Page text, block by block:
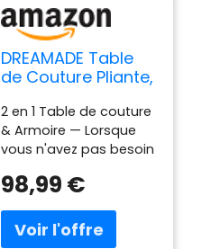
DREAMADE Table
de Couture Pliante,
Coudre en Bois
avec 3
Étagères,Bureau
Couture avec
roulettes,
117X40X78CM
(Couleur de Bois)
2 en 1 Table de couture
& Armoire — Lorsque
vous n'avez pas besoin
pouvez plier la table, la
de rangement. Les
petits cabinets
98,99 €